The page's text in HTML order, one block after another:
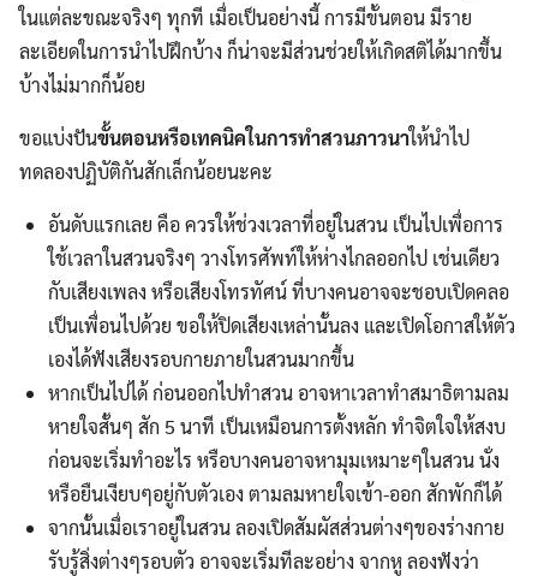
ในแต่ละขณะจริงๆ ทุกที เมื่อเป็นอย่างนี้ การมีขั้นตอน มีราย
ละเอียดในการนำไปฝึกบ้าง ก็น่าจะมีส่วนช่วยให้เกิดสติได้มากขึ้น
บ้างไม่มากก็น้อย
ขอแบ่งปันขั้นตอนหรือเทคนิคในการทำสวนภาวนาให้นำไป
ทดลองปฏิบัติกันสักเล็กน้อยนะคะ
อันดับแรกเลย คือ ควรให้ช่วงเวลาที่อยู่ในสวน เป็นไปเพื่อการ
ใช้เวลาในสวนจริงๆ วางโทรศัพท์ให้ห่างไกลออกไป เช่นเดียว
กับเสียงเพลง หรือเสียงโทรทัศน์ ที่บางคนอาจจะชอบเปิดคลอ
เป็นเพื่อนไปด้วย ขอให้ปิดเสียงเหล่านั้นลง และเปิดโอกาสให้ตัว
เองได้ฟังเสียงรอบกายภายในสวนมากขึ้น
หากเป็นไปได้ ก่อนออกไปทำสวน อาจหาเวลาทำสมาธิตามลม
หายใจสั้นๆ สัก 5 นาที เป็นเหมือนการตั้งหลัก ทำจิตใจให้สงบ
ก่อนจะเริ่มทำอะไร หรือบางคนอาจหามุมเหมาะๆในสวน นั่ง
หรือยืนเงียบๆอยู่กับตัวเอง ตามลมหายใจเข้า-ออก สักพักก็ได้
จากนั้นเมื่อเราอยู่ในสวน ลองเปิดสัมผัสส่วนต่างๆของร่างกาย
รับรู้สิ่งต่างๆรอบตัว อาจจะเริ่มทีละอย่าง จากหู ลองฟังว่า